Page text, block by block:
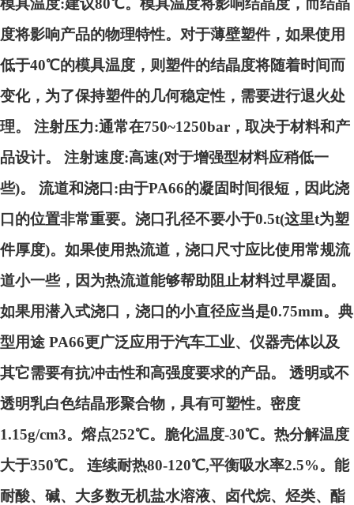
模具温度:建议80℃。模具温度将影响结晶度，而结晶
度将影响产品的物理特性。对于薄壁塑件，如果使用
低于40℃的模具温度，则塑件的结晶度将随着时间而
变化，为了保持塑件的几何稳定性，需要进行退火处
理。 注射压力:通常在750~1250bar，取决于材料和产
品设计。 注射速度:高速(对于增强型材料应稍低一
些)。 流道和浇口:由于PA66的凝固时间很短，因此浇
口的位置非常重要。浇口孔径不要小于0.5t(这里t为塑
件厚度)。如果使用热流道，浇口尺寸应比使用常规流
道小一些，因为热流道能够帮助阻止材料过早凝固。
如果用潜入式浇口，浇口的小直径应当是0.75mm。典
型用途 PA66更广泛应用于汽车工业、仪器壳体以及
其它需要有抗冲击性和高强度要求的产品。 透明或不
透明乳白色结晶形聚合物，具有可塑性。密度
1.15g/cm3。熔点252℃。脆化温度-30℃。热分解温度
大于350℃。 连续耐热80-120℃,平衡吸水率2.5%。能
耐酸、碱、大多数无机盐水溶液、卤代烷、烃类、酯